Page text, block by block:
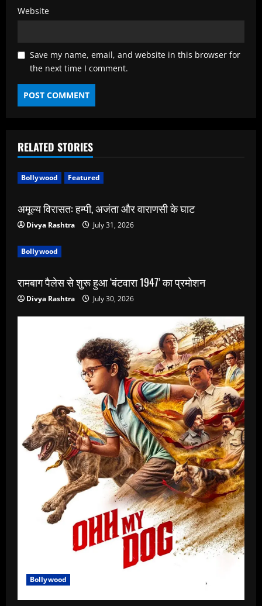
Website
Save my name, email, and website in this browser for
the next time I comment.
RELATED STORIES
Bollywood Featured
अमूल्य विरासत: हम्पी, अजंता और वाराणसी के घाट
Divya Rashtra July 31, 2026
Bollywood
रामबाग पैलेस से शुरू हुआ ‘बंटवारा 1947’ का प्रमोशन
Divya Rashtra July 30, 2026
Bollywood